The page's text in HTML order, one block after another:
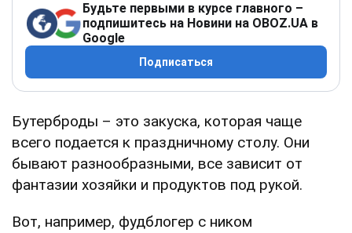
Будьте первыми в курсе главного –
подпишитесь на Новини на OBOZ.UA в
Google
Подписаться
Бутерброды – это закуска, которая чаще
всего подается к праздничному столу. Они
бывают разнообразными, все зависит от
фантазии хозяйки и продуктов под рукой.
Вот, например, фудблогер с ником